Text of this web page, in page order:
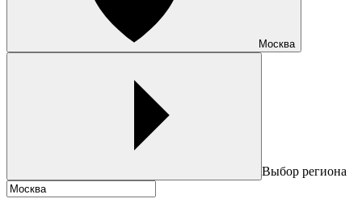
Москва
Выбор региона